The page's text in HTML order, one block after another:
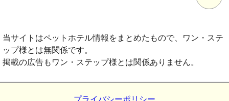
当サイトはペットホテル情報をまとめたもので、ワン・ステ
ップ様とは無関係です。
掲載の広告もワン・ステップ様とは関係ありません。
プライバシーポリシー